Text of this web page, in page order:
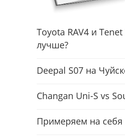
Toyota RAV4 и Tenet
лучше?
Deepal S07 на
Changan Uni-S vs
Примеряем на себя